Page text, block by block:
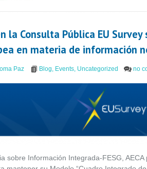
la Consulta Pública EU
en materia de información
Paz Blog, Events, Uncategorized no
sobre Información Integrada-FESG,